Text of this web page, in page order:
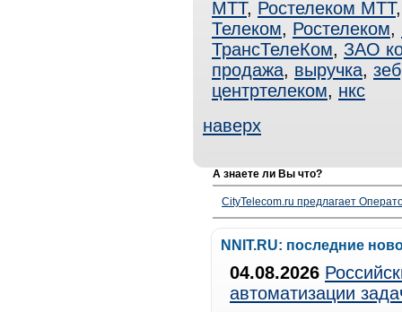
МТТ, Ростелеком МТТ
Телеком, Ростелеком,
ТрансТелеКом, ЗАО
продажа, выручка,
центртелеком, нкс
наверх
А знаете ли Вы что?
CityTelecom.ru предлагает
NNIT.RU: последние
04.08.2026
автоматизации